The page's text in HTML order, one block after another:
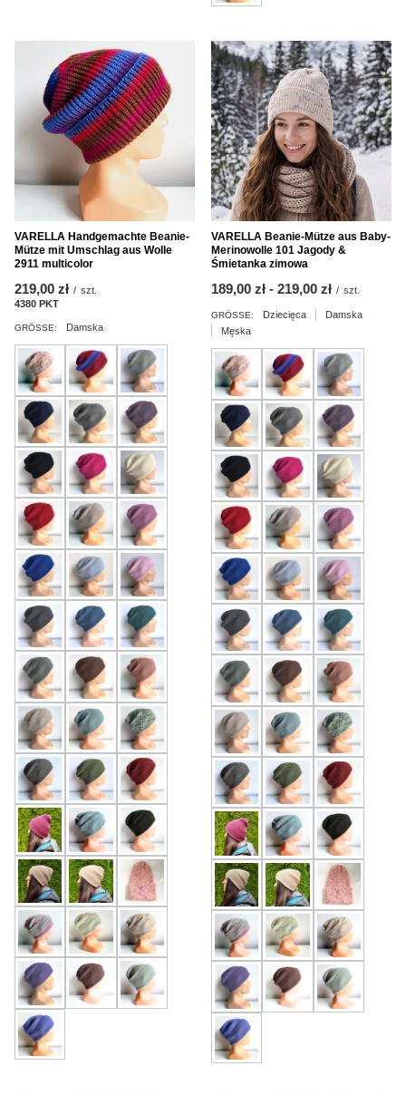
VARELLA Handgemachte Beanie-
Mütze mit Umschlag aus Wolle
2911 multicolor
219,00 zł / szt.
4380 PKT
GRÖSSE: Damska
VARELLA Beanie-Mütze aus Baby-
Merinowolle 101 Jagody &
Śmietanka zimowa
ab
189,00 zł - bis
219,00 zł / szt.
GRÖSSE: Dziecięca
Damska
Męska